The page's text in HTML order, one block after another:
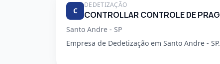
C
DEDETIZAÇÃO
Santo Andre - SP
Empresa de Dedetização em Santo Andre - SP.